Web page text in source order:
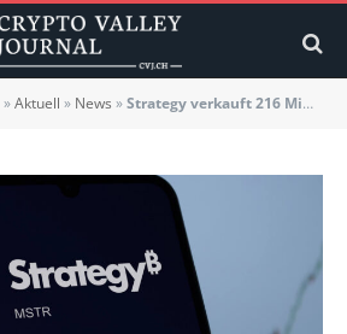
»Aktuell » News »Strategy verkauft 216 Mio. USD in Bitcoin für Vorzugsdividenden